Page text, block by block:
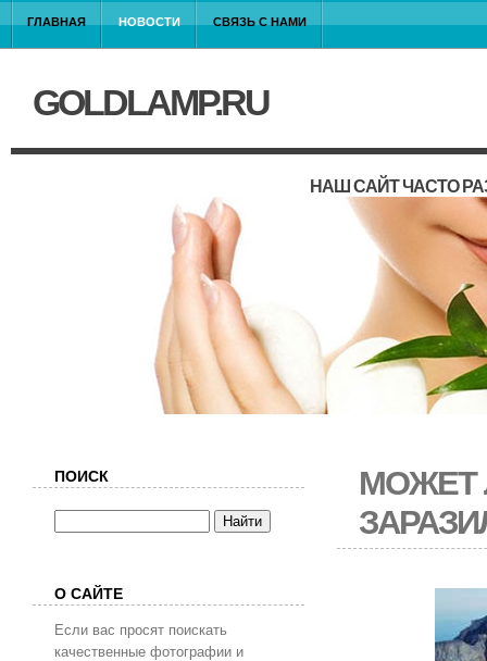
ГЛАВНАЯ НОВОСТИ СВЯЗЬ С НАМИ
GOLDLAMP.RU
НАШ САЙТ ЧАСТО
МОЖЕТ
ПОИСК
О САЙТЕ
Если вас просят поискать
качественные фотографии и